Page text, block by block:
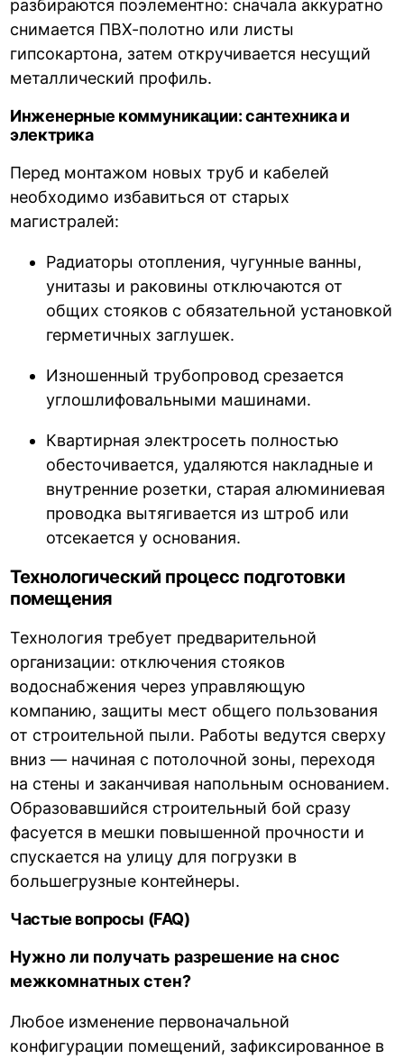
разбираются поэлементно: сначала аккуратно
снимается ПВХ-полотно или листы
гипсокартона, затем откручивается несущий
металлический профиль.
Инженерные коммуникации: сантехника и
электрика
Перед монтажом новых труб и кабелей
необходимо избавиться от старых
магистралей:
Радиаторы отопления, чугунные ванны,
унитазы и раковины отключаются от
общих стояков с обязательной установкой
герметичных заглушек.
Изношенный трубопровод срезается
углошлифовальными машинами.
Квартирная электросеть полностью
обесточивается, удаляются накладные и
внутренние розетки, старая алюминиевая
проводка вытягивается из штроб или
отсекается у основания.
Технологический процесс подготовки
помещения
Технология требует предварительной
организации: отключения стояков
водоснабжения через управляющую
компанию, защиты мест общего пользования
от строительной пыли. Работы ведутся сверху
вниз — начиная с потолочной зоны, переходя
на стены и заканчивая напольным основанием.
Образовавшийся строительный бой сразу
фасуется в мешки повышенной прочности и
спускается на улицу для погрузки в
большегрузные контейнеры.
Частые вопросы (FAQ)
Нужно ли получать разрешение на снос
межкомнатных стен?
Любое изменение первоначальной
конфигурации помещений, зафиксированное в